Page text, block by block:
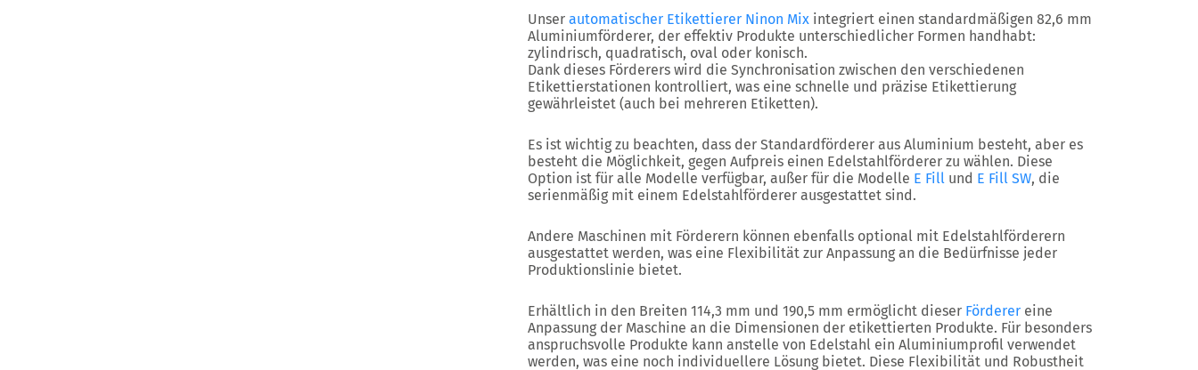
Unser automatischer Etikettierer Ninon Mix integriert einen standardmäßigen 82,6 mm
Aluminiumförderer, der effektiv Produkte unterschiedlicher Formen handhabt:
zylindrisch, quadratisch, oval oder konisch.
Dank dieses Förderers wird die Synchronisation zwischen den verschiedenen
Etikettierstationen kontrolliert, was eine schnelle und präzise Etikettierung
gewährleistet (auch bei mehreren Etiketten).
Es ist wichtig zu beachten, dass der Standardförderer aus Aluminium besteht, aber es
besteht die Möglichkeit, gegen Aufpreis einen Edelstahlförderer zu wählen. Diese
Option ist für alle Modelle verfügbar, außer für die Modelle E Fill und E Fill SW, die
serienmäßig mit einem Edelstahlförderer ausgestattet sind.
Andere Maschinen mit Förderern können ebenfalls optional mit Edelstahlförderern
ausgestattet werden, was eine Flexibilität zur Anpassung an die Bedürfnisse jeder
Produktionslinie bietet.
Erhältlich in den Breiten 114,3 mm und 190,5 mm ermöglicht dieser Förderer eine
Anpassung der Maschine an die Dimensionen der etikettierten Produkte. Für besonders
anspruchsvolle Produkte kann anstelle von Edelstahl ein Aluminiumprofil verwendet
werden, was eine noch individuellere Lösung bietet. Diese Flexibilität und Robustheit